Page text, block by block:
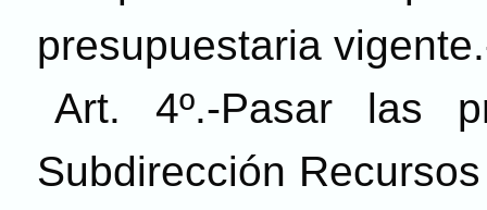
presupuestaria
Art. 4º.-Pasar las
Subdirección